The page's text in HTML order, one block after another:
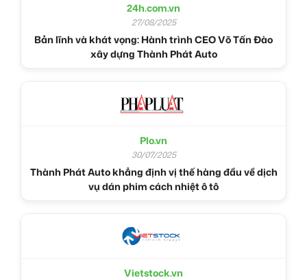
24h.com.vn
27/08/2025
Bản lĩnh và khát vọng: Hành trình CEO Võ Tấn Đào
xây dựng Thành Phát Auto
Plo.vn
30/07/2025
Thành Phát Auto khẳng định vị thế hàng đầu về dịch
vụ dán phim cách nhiệt ô tô
Vietstock.vn